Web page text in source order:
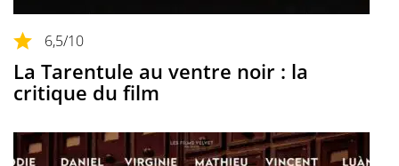
6,5/10
La Tarentule au ventre noir : la
critique du film